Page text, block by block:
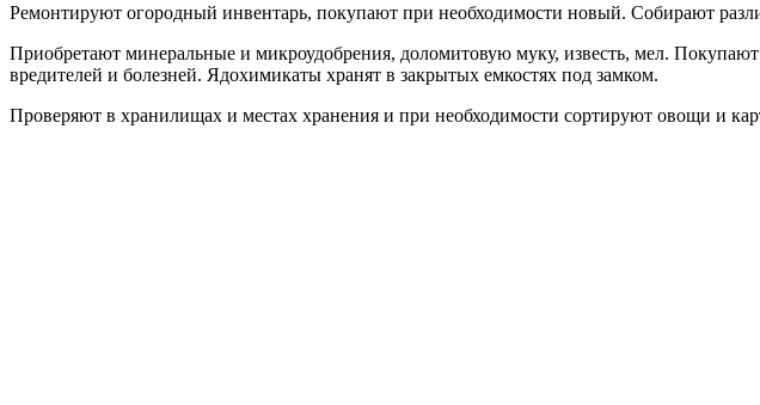
Ремонтируют огородный инвентарь, покупают при необходимости новый. Собирают
Приобретают минеральные и микроудобрения, доломитовую муку, известь, мел.
вредителей и болезней. Ядохимикаты хранят в закрытых емкостях под замком.
Проверяют в хранилищах и местах хранения и при необходимости сортируют овощи и